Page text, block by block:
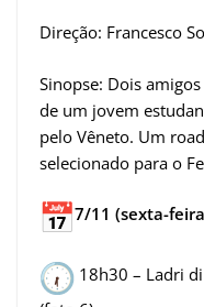
Direção: Francesco
Sinopse: Dois
de um jovem
pelo Vêneto. Um
selecionado para o
7/11 (sexta-
18h30 – Ladri